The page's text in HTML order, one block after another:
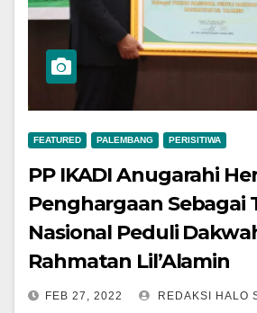
FEATURED PALEMBANG PERISITIWA
PP IKADI Anugarahi
Penghargaan Sebagai Tokoh
Nasional Peduli
Rahmatan Lil’Alamin
FEB 27, 2022 REDAKSI HALO